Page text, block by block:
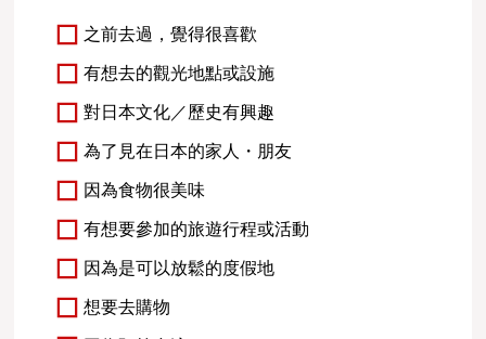
之前去過，覺得很喜歡
有想去的觀光地點或設施
對日本文化／歷史有興趣
為了見在日本的家人・朋友
因為食物很美味
有想要參加的旅遊行程或活動
因為是可以放鬆的度假地
想要去購物